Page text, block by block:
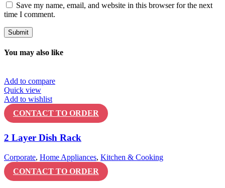
Save my name, email, and website in this browser for the next
time I comment.
You may also like
Add to compare
Quick view
Add to wishlist
CONTACT TO ORDER
2 Layer Dish Rack
Corporate, Home Appliances, Kitchen & Cooking
CONTACT TO ORDER